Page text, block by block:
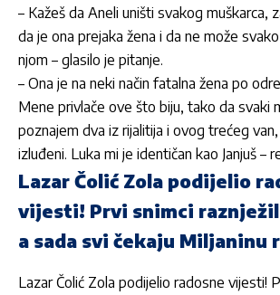
– Kažeš da Aneli uništi svakog muškarca,
da je ona prejaka žena i da ne može
njom – glasilo je pitanje.
– Ona je na neki način fatalna žena po
Mene privlače ove što biju, tako da svaki
poznajem dva iz rijalitija i ovog trećeg
izluđeni. Luka mi je identičan kao Janjuš –
Lazar Čolić Zola podijelio
vijesti! Prvi snimci
a sada svi čekaju Miljaninu
Lazar Čolić Zola podijelio radosne vijesti!